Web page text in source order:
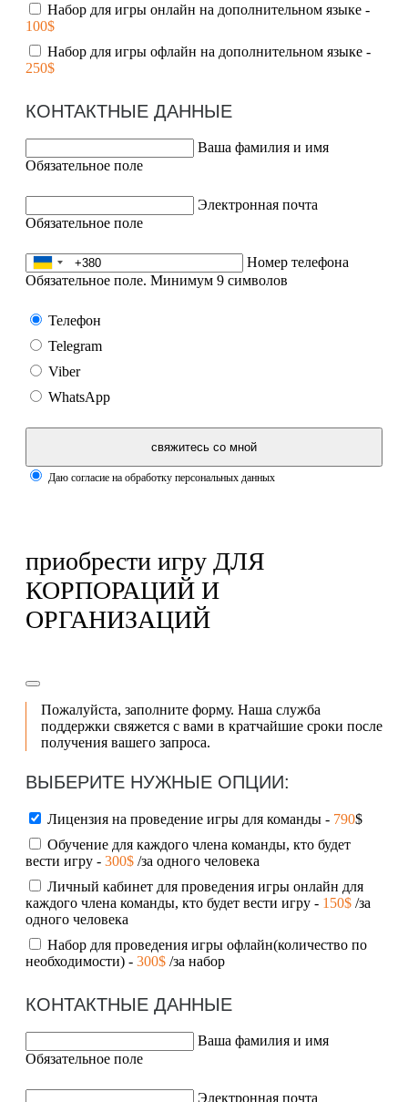
Набор для игры онлайн на дополнительном языке -
100$
Набор для игры офлайн на дополнительном языке -
250$
КОНТАКТНЫЕ ДАННЫЕ
Ваша фамилия и имя
Обязательное поле
Электронная почта
Обязательное поле
Номер телефона
Обязательное поле. Минимум 9 символов
Телефон
Telegram
Viber
WhatsApp
свяжитесь со мной
Даю согласие на обработку персональных данных
приобрести игру ДЛЯ
КОРПОРАЦИЙ И
ОРГАНИЗАЦИЙ
Пожалуйста, заполните форму. Наша служба
поддержки свяжется с вами в кратчайшие сроки после
получения вашего запроса.
ВЫБЕРИТЕ НУЖНЫЕ ОПЦИИ:
Лицензия на проведение игры для команды - 790$
Обучение для каждого члена команды, кто будет
вести игру - 300$ /за одного человека
Личный кабинет для проведения игры онлайн для
каждого члена команды, кто будет вести игру - 150$ /за
одного человека
Набор для проведения игры офлайн(количество по
необходимости) - 300$ /за набор
КОНТАКТНЫЕ ДАННЫЕ
Ваша фамилия и имя
Обязательное поле
Электронная почта